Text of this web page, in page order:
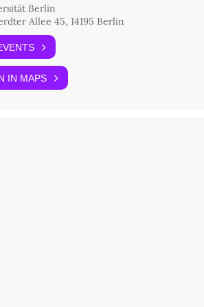
Berlin
Allee 45, 14195 Berlin
IN MAPS